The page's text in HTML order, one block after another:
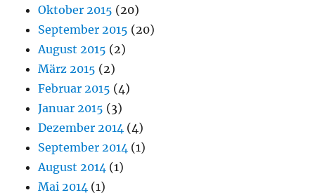
Oktober 2015 (20)
September 2015 (20)
August 2015 (2)
März 2015 (2)
Februar 2015 (4)
Januar 2015 (3)
Dezember 2014 (4)
September 2014 (1)
August 2014 (1)
Mai 2014 (1)